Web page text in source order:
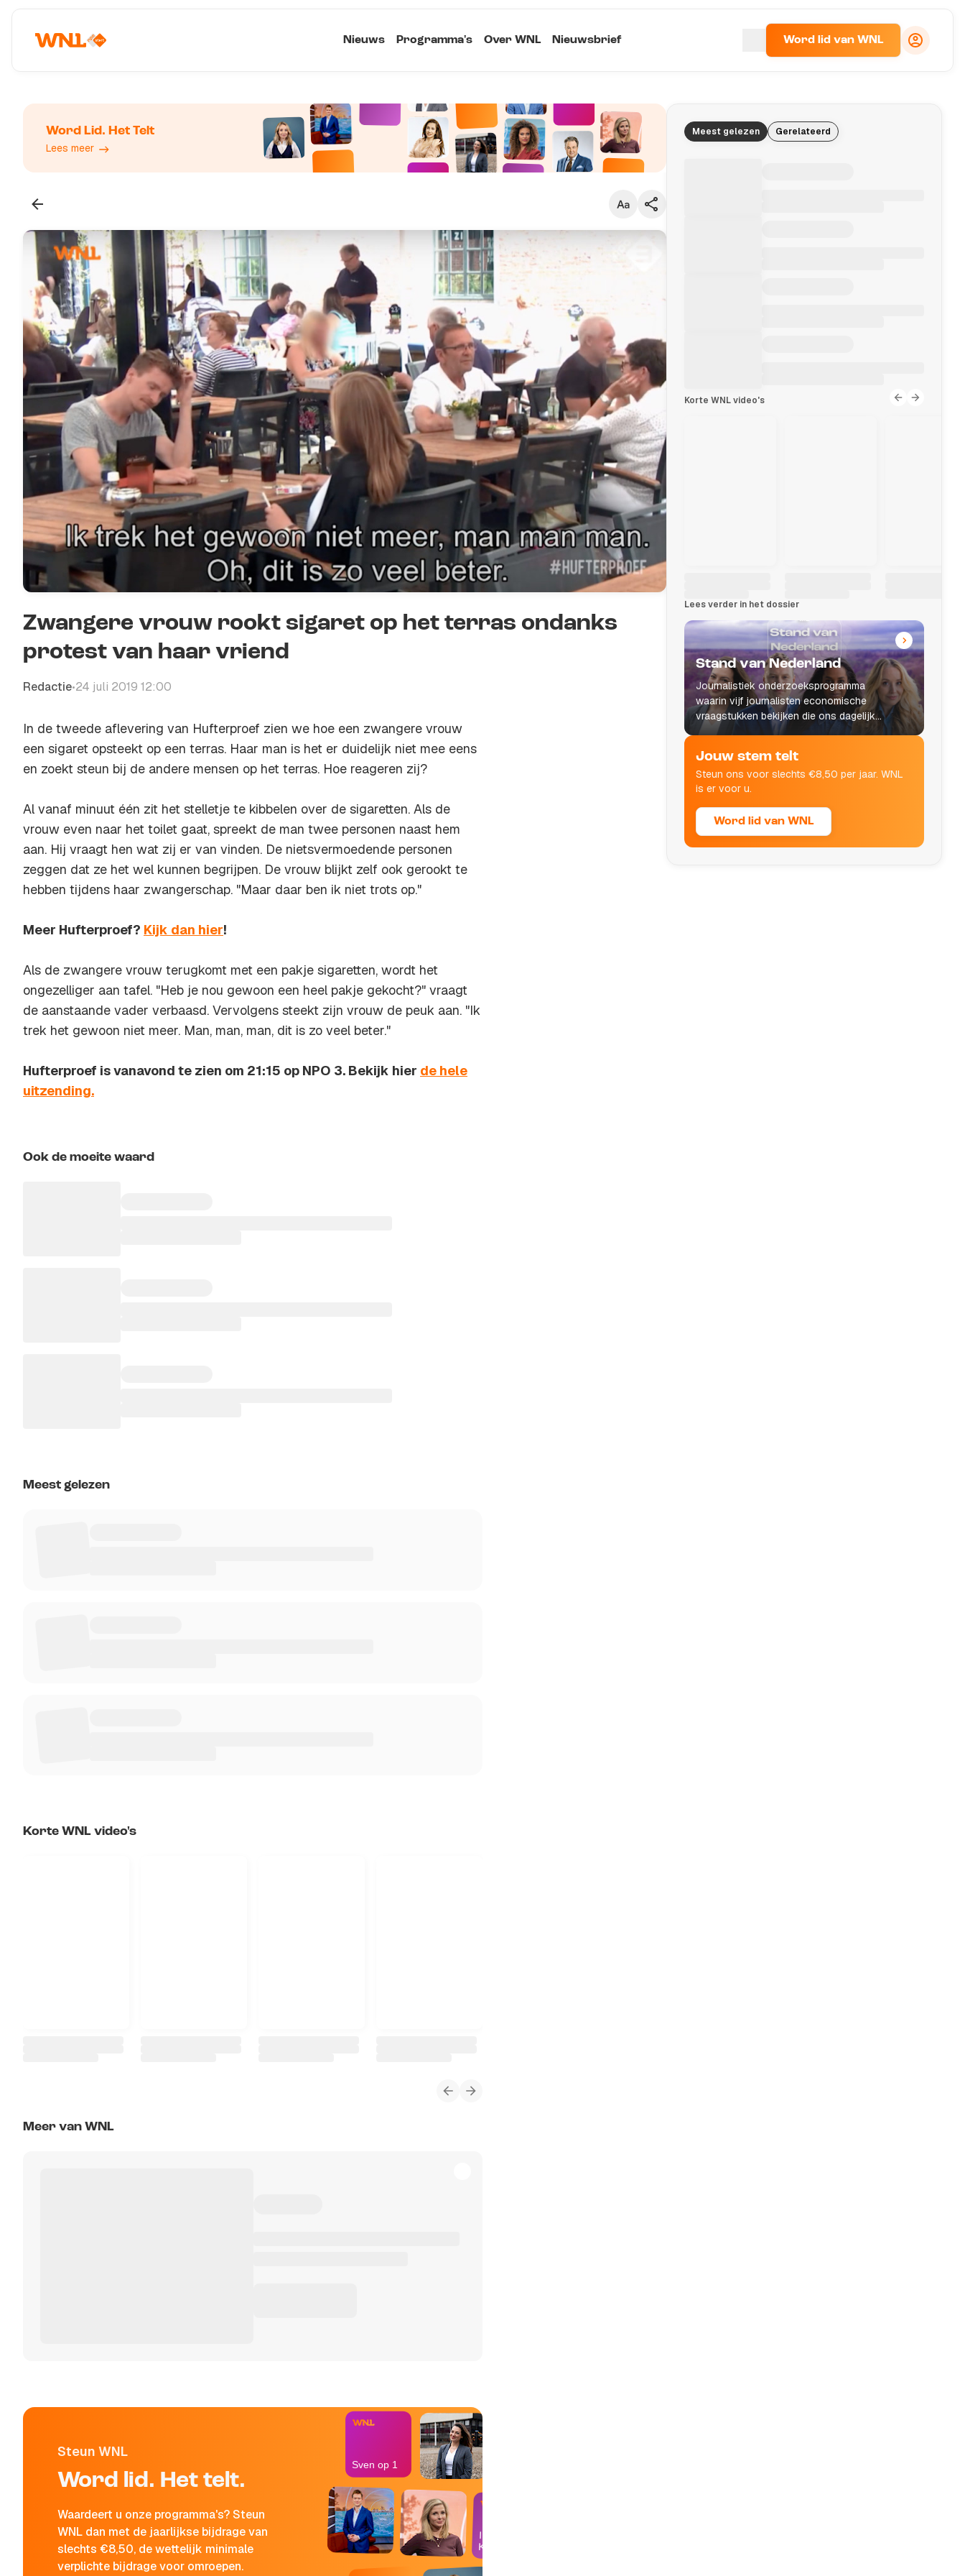
Nieuws Programma's Over WNL Nieuwsbrief Word lid van WNL
Word Lid. Het Telt
Lees meer
Klein
Kopieer link
Zwangere vrouw rookt sigaret op het terras ondanks
protest van haar vriend
Redactie•24 juli 2019 12:00
In de tweede aflevering van Hufterproef zien we hoe een zwangere vrouw
een sigaret opsteekt op een terras. Haar man is het er duidelijk niet mee eens
en zoekt steun bij de andere mensen op het terras. Hoe reageren zij?
Al vanaf minuut één zit het stelletje te kibbelen over de sigaretten. Als de
vrouw even naar het toilet gaat, spreekt de man twee personen naast hem
aan. Hij vraagt hen wat zij er van vinden. De nietsvermoedende personen
zeggen dat ze het wel kunnen begrijpen. De vrouw blijkt zelf ook gerookt te
hebben tijdens haar zwangerschap. "Maar daar ben ik niet trots op."
Meer Hufterproef? Kijk dan hier!
Als de zwangere vrouw terugkomt met een pakje sigaretten, wordt het
ongezelliger aan tafel. "Heb je nou gewoon een heel pakje gekocht?" vraagt
de aanstaande vader verbaasd. Vervolgens steekt zijn vrouw de peuk aan. "Ik
trek het gewoon niet meer. Man, man, man, dit is zo veel beter."
Hufterproef is vanavond te zien om 21:15 op NPO 3. Bekijk hier de hele
uitzending.
Ook de moeite waard
Meest gelezen
Korte WNL video's
Meer van WNL
Steun WNL
Word lid. Het telt.
Waardeert u onze programma's? Steun
WNL dan met de jaarlijkse bijdrage van
slechts €8,50, de wettelijk minimale
verplichte bijdrage voor omroepen.
In de
Kantine
Sven op 1
Meest gelezen Gerelateerd
Korte WNL video's
Lees verder in het dossier
Stand van Nederland
Journalistiek onderzoeksprogramma
waarin vijf journalisten economische
vraagstukken bekijken die ons dagelijks
leven raken.
Jouw stem telt
Steun ons voor slechts €8,50 per jaar. WNL
is er voor u.
Word lid van WNL